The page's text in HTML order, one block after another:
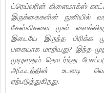
ட்ரெய்லரின் கிளைமாக்ஸ்
இருக்கைகளின் நுனியில்
கேள்விகளை முன்
இடையே இருந்த பிரிக்க
பகையாக மாறியது? இந்த
முழுவதும் தொடர்ந்து
அப்படத்தின் உடனடி
ஏற்படுத்துகிறது.